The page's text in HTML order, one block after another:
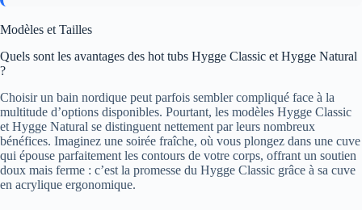
Modèles et Tailles
Quels sont les avantages des hot tubs Hygge Classic et Hygge Natural
?
Choisir un bain nordique peut parfois sembler compliqué face à la
multitude d’options disponibles. Pourtant, les modèles Hygge Classic
et Hygge Natural se distinguent nettement par leurs nombreux
bénéfices. Imaginez une soirée fraîche, où vous plongez dans une cuve
qui épouse parfaitement les contours de votre corps, offrant un soutien
doux mais ferme : c’est la promesse du Hygge Classic grâce à sa cuve
en acrylique ergonomique.